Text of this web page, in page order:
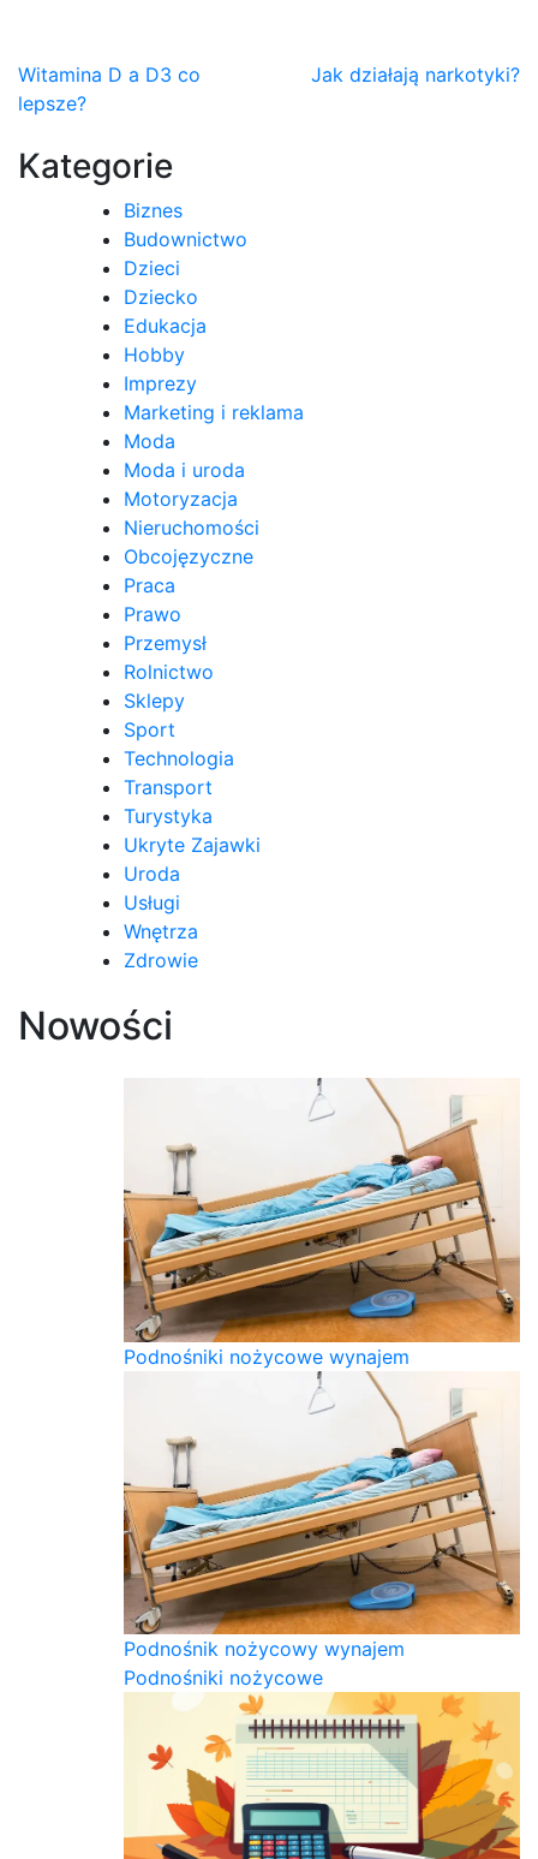
Nawigacja
wpisu
Witamina D a D3 co
lepsze?
Jak działają narkotyki?
Kategorie
Biznes
Budownictwo
Dzieci
Dziecko
Edukacja
Hobby
Imprezy
Marketing i reklama
Moda
Moda i uroda
Motoryzacja
Nieruchomości
Obcojęzyczne
Praca
Prawo
Przemysł
Rolnictwo
Sklepy
Sport
Technologia
Transport
Turystyka
Ukryte Zajawki
Uroda
Usługi
Wnętrza
Zdrowie
Nowości
Podnośniki nożycowe wynajem
Podnośnik nożycowy wynajem
Podnośniki nożycowe